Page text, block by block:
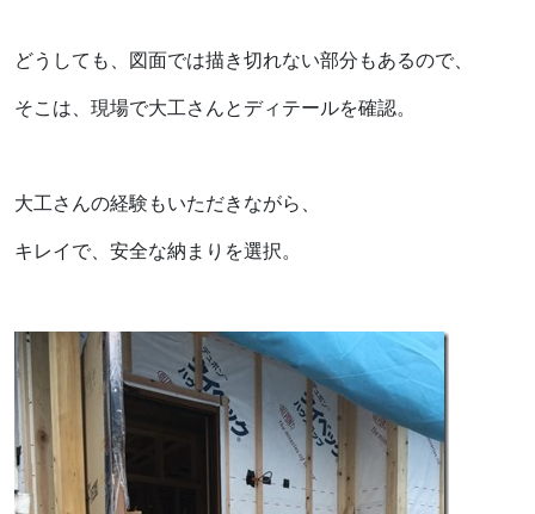
どうしても、図面では描き切れない部分もあるので、
そこは、現場で大工さんとディテールを確認。
大工さんの経験もいただきながら、
キレイで、安全な納まりを選択。